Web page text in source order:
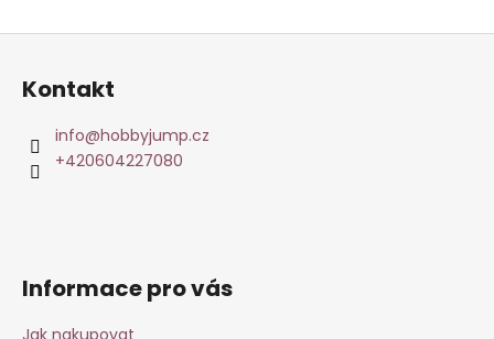
Z
Kontakt
info@hobbyjump.cz
+420604227080
Informace pro vás
Jak nakupovat